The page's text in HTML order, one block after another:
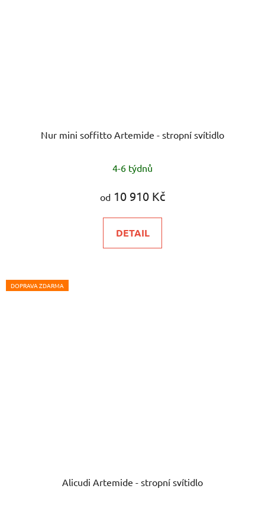
Nur mini soffitto Artemide - stropní svítidlo
4-6 týdnů
od 10 910 Kč
DETAIL
DOPRAVA ZDARMA
Alicudi Artemide - stropní svítidlo